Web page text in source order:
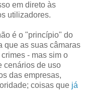
em direto às
utilizadores.
é o "princípio" do
que as suas câmaras
- mas sim o
cenários de uso
das empresas,
coisas que já